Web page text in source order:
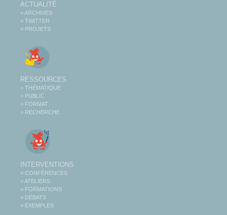
ACTUALITÉ
> ARCHIVES
> TWITTER
> PROJETS
RESSOURCES
> THÉMATIQUE
> PUBLIC
> FORMAT
> RECHERCHE
INTERVENTIONS
> CONFÉRENCES
> ATELIERS
> FORMATIONS
> DÉBATS
> EXEMPLES